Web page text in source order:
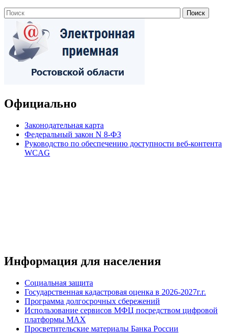
Официально
Законодательная карта
Федеральный закон N 8-ФЗ
Руководство по обеспечению доступности веб-контента
WCAG
Информация для населения
Социальная защита
Государственная кадастровая оценка в 2026-2027г.г.
Программа долгосрочных сбережений
Использование сервисов МФЦ посредством цифровой
платформы MAX
Просветительские материалы Банка России